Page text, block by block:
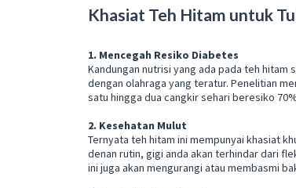
Khasiat Teh Hitam untuk
1. Mencegah Resiko Diabetes
Kandungan nutrisi yang ada pada teh
dengan olahraga yang teratur. Penelitian
satu hingga dua cangkir sehari beresiko
2. Kesehatan Mulut
Ternyata teh hitam ini mempunyai khasiat
denan rutin, gigi anda akan terhindar dari
ini juga akan mengurangi atau membasmi